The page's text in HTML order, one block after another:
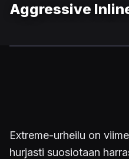
Aggressive
Extreme-urheilu on
hurjasti suosiotaan